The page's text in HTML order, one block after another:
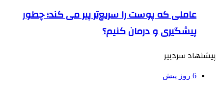
عاملی که پوست را سریع‌تر پیر می کند؛ چطور
پیشگیری و درمان کنیم؟
پیشنهاد سردبیر
6 روز پیش